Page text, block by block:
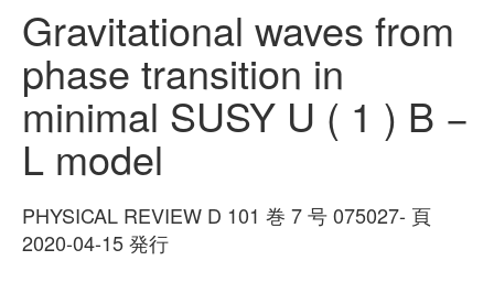
Gravitational waves from
phase transition in
minimal SUSY U ( 1 ) B −
L model
PHYSICAL REVIEW D 101 巻 7 号 075027- 頁
2020-04-15 発行